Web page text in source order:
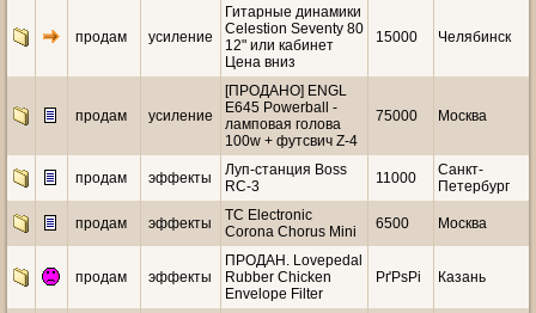
продам усиление
Гитарные динамики
Celestion Seventy 80
12" или кабинет
Цена вниз
15000 Челябинск
продам усиление
[ПРОДАНО] ENGL
E645 Powerball -
ламповая голова
100w + футсвич Z-4
75000 Москва
продам эффекты
Луп-станция Boss
RC-3
11000
Санкт-
Петербург
продам эффекты
TC Electronic
Corona Chorus Mini
6500 Москва
продам эффекты
ПРОДАН. Lovepedal
Rubber Chicken
Envelope Filter
РґРѕРі Казань